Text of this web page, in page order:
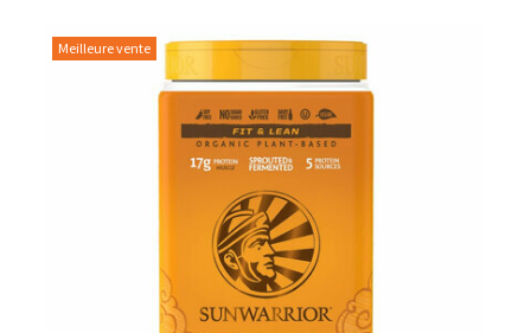
LE PLAISIR D’UN DESSERT GLACÉ, SANS LE SUCRE EN
Meilleure vente